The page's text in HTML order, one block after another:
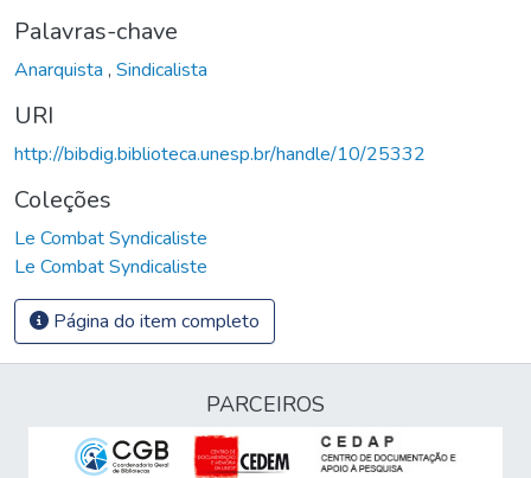
Palavras-chave
Anarquista , Sindicalista
URI
http://bibdig.biblioteca.unesp.br/handle/10/25332
Coleções
Le Combat Syndicaliste
Le Combat Syndicaliste
Página do item completo
PARCEIROS